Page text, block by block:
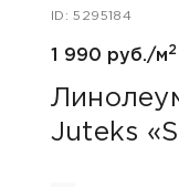
ID: 5295184
1 990 руб./м2
Juteks